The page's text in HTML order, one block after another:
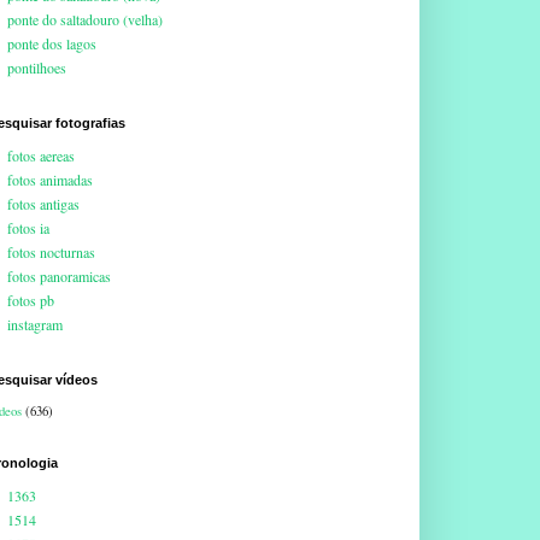
ponte do saltadouro (velha)
ponte dos lagos
pontilhoes
fotografias
fotos aereas
fotos animadas
fotos antigas
fotos ia
fotos nocturnas
fotos panoramicas
fotos pb
instagram
vídeos
(636)
1363
1514